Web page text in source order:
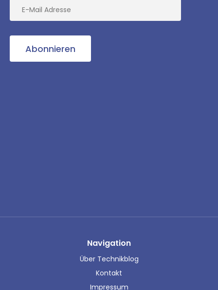
Abonnieren
Navigation
Über Technikblog
Kontakt
Impressum